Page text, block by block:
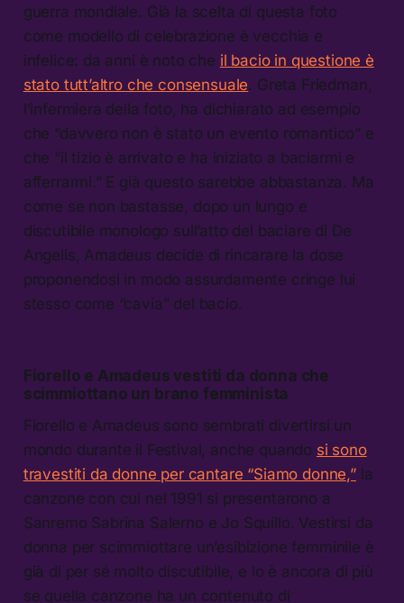
guerra mondiale. Già la scelta di questa foto
come modello di celebrazione è vecchia e
infelice: da anni è noto che il bacio in questione è
stato tutt’altro che consensuale. Greta Friedman,
l’infermiera della foto, ha dichiarato ad esempio
che “davvero non è stato un evento romantico” e
che “il tizio è arrivato e ha iniziato a baciarmi e
afferrarmi.” E già questo sarebbe abbastanza. Ma
come se non bastasse, dopo un lungo e
discutibile monologo sull’atto del baciare di De
Angelis, Amadeus decide di rincarare la dose
proponendosi in modo assurdamente cringe lui
stesso come “cavia” del bacio.
Fiorello e Amadeus vestiti da donna che
scimmiottano un brano femminista
Fiorello e Amadeus sono sembrati divertirsi un
mondo durante il Festival, anche quando si sono
travestiti da donne per cantare “Siamo donne,”la
canzone con cui nel 1991 si presentarono a
Sanremo Sabrina Salerno e Jo Squillo. Vestirsi da
donna per scimmiottare un’esibizione femminile è
già di per sé molto discutibile, e lo è ancora di più
se quella canzone ha un contenuto di